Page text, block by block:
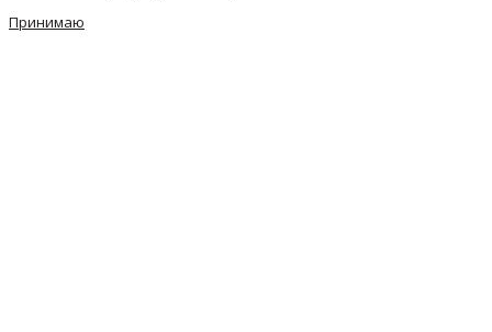
Принимаю